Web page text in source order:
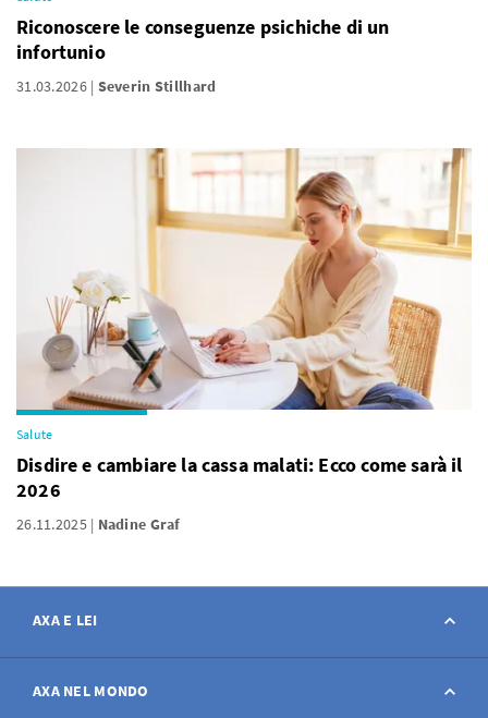
Riconoscere le conseguenze psichiche di un
infortunio
31.03.2026 Severin Stillhard
Salute
Disdire e cambiare la cassa malati: Ecco come sarà il
2026
26.11.2025 Nadine Graf
AXA E LEI
Contatto
AXA NEL MONDO